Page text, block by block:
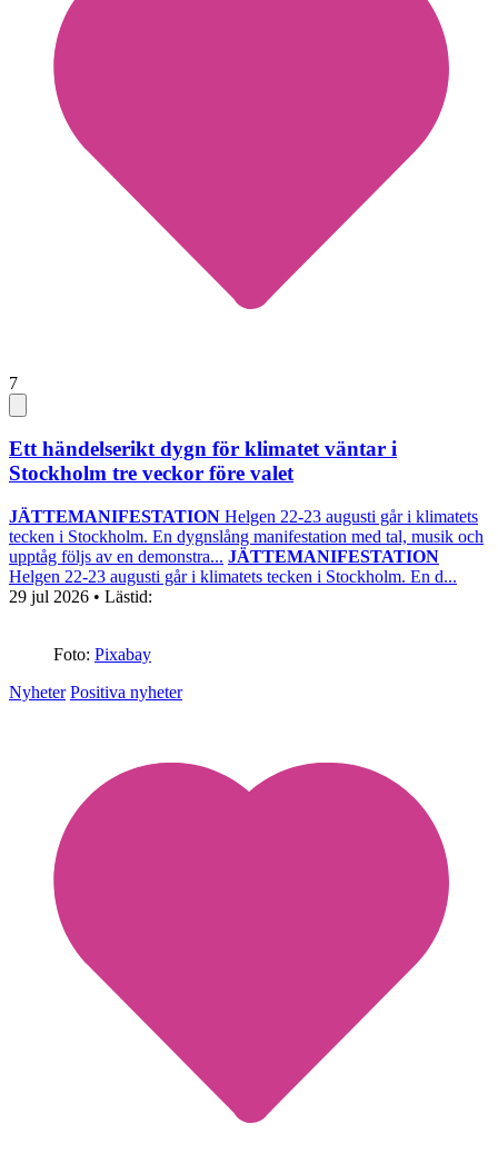
7
Ett händelserikt dygn för klimatet väntar i
Stockholm tre veckor före valet
JÄTTEMANIFESTATION Helgen 22-23 augusti går i klimatets
tecken i Stockholm. En dygnslång manifestation med tal, musik och
upptåg följs av en demonstra... JÄTTEMANIFESTATION
Helgen 22-23 augusti går i klimatets tecken i Stockholm. En d...
29 jul 2026 • Lästid:
Foto: Pixabay
Nyheter Positiva nyheter